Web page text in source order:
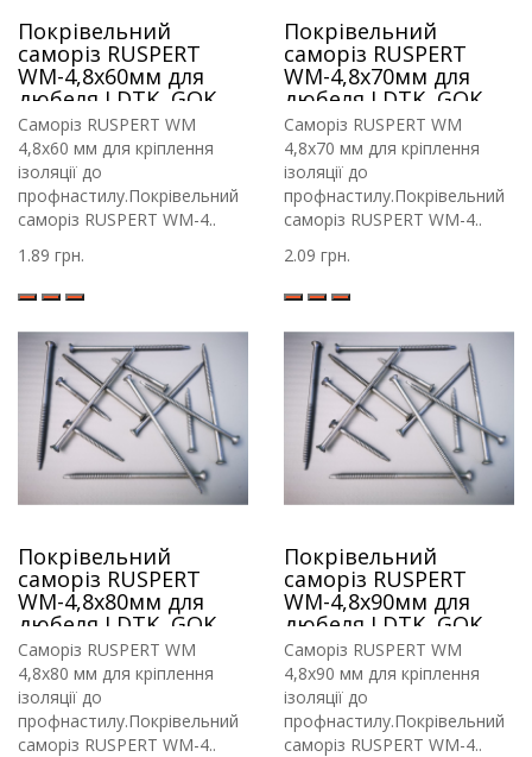
Покрівельний
саморіз RUSPERT
WM-4,8х60мм для
дюбеля LDTK, GOK,
RIF.
Саморіз RUSPERT WM
4,8х60 мм для кріплення
ізоляції до
профнастилу.Покрівельний
саморіз RUSPERT WM-4..
1.89 грн.
Покрівельний
саморіз RUSPERT
WM-4,8х70мм для
дюбеля LDTK, GOK,
RIF.
Саморіз RUSPERT WM
4,8х70 мм для кріплення
ізоляції до
профнастилу.Покрівельний
саморіз RUSPERT WM-4..
2.09 грн.
Покрівельний
саморіз RUSPERT
WM-4,8х80мм для
дюбеля LDTK, GOK,
RIF.
Саморіз RUSPERT WM
4,8х80 мм для кріплення
ізоляції до
профнастилу.Покрівельний
саморіз RUSPERT WM-4..
Покрівельний
саморіз RUSPERT
WM-4,8х90мм для
дюбеля LDTK, GOK,
RIF.
Саморіз RUSPERT WM
4,8х90 мм для кріплення
ізоляції до
профнастилу.Покрівельний
саморіз RUSPERT WM-4..